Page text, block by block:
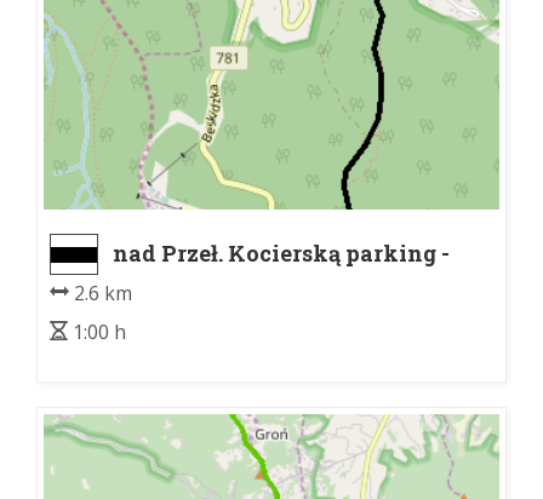
nad Przeł. Kocierską parking -
2.6 km
1:00 h